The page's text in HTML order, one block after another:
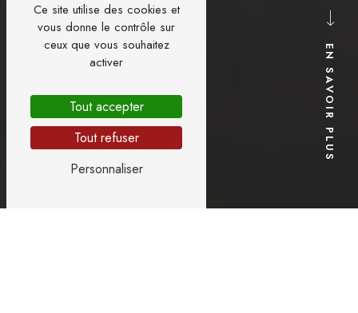
EN SAVOIR PLUS
Ce site utilise des cookies et
vous donne le contrôle sur
ceux que vous souhaitez
activer
Tout accepter
Tout refuser
Personnaliser